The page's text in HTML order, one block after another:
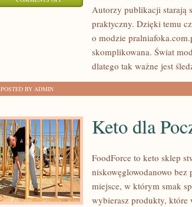
Autorzy publikacji starają
praktyczny. Dzięki temu
o modzie
skomplikowana. Świat
dlatego tak ważne jest
POSTED BY ADMIN
Keto dla
FoodForce to keto sklep
niskowęglowodanowo bez
miejsce, w którym smak
wybierasz produkty, które